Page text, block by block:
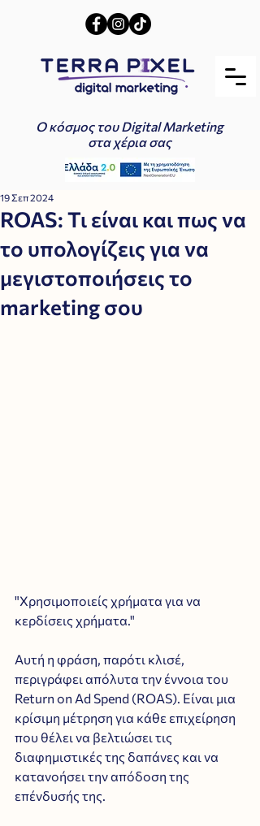
Ο κόσμος του Digital Marketing
στα χέρια σας
ROAS: Τι είναι και πως να
το υπολογίζεις για να
μεγιστοποιήσεις το
marketing σου
19 Σεπ 2024
"Χρησιμοποιείς χρήματα για να
κερδίσεις χρήματα."
Αυτή η φράση, παρότι κλισέ,
περιγράφει απόλυτα την έννοια του
Return on Ad Spend (ROAS). Είναι μια
κρίσιμη μέτρηση για κάθε επιχείρηση
που θέλει να βελτιώσει τις
διαφημιστικές της δαπάνες και να
κατανοήσει την απόδοση της
επένδυσής της.